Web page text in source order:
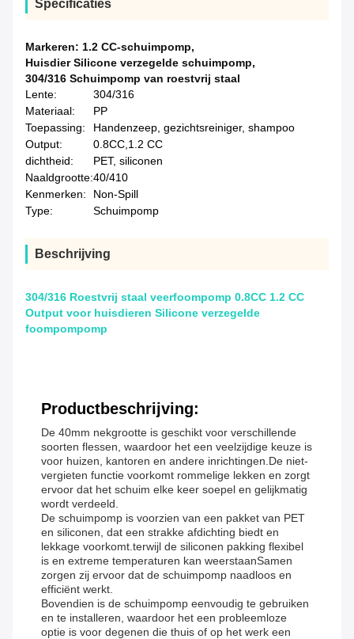
Specificaties
Markeren: 1.2 CC-schuimpomp,
Huisdier Silicone verzegelde schuimpomp,
304/316 Schuimpomp van roestvrij staal
Lente:
304/316
Materiaal:
PP
Toepassing:
Handenzeep, gezichtsreiniger, shampoo
Output:
0.8CC,1.2 CC
dichtheid:
PET, siliconen
Naaldgrootte:40/410
Kenmerken:
Non-Spill
Type:
Schuimpomp
Beschrijving
304/316 Roestvrij staal veerfoompomp 0.8CC 1.2 CC
Output voor huisdieren Silicone verzegelde
foompompomp
Productbeschrijving:
De 40mm nekgrootte is geschikt voor verschillende
soorten flessen, waardoor het een veelzijdige keuze is
voor huizen, kantoren en andere inrichtingen.De niet-
vergieten functie voorkomt rommelige lekken en zorgt
ervoor dat het schuim elke keer soepel en gelijkmatig
wordt verdeeld.
De schuimpomp is voorzien van een pakket van PET
en siliconen, dat een strakke afdichting biedt en
lekkage voorkomt.terwijl de siliconen pakking flexibel
is en extreme temperaturen kan weerstaanSamen
zorgen zij ervoor dat de schuimpomp naadloos en
efficiënt werkt.
Bovendien is de schuimpomp eenvoudig te gebruiken
en te installeren, waardoor het een probleemloze
optie is voor degenen die thuis of op het werk een